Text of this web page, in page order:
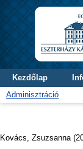
Kezdőlap
Adminisztráció
Kovács, Zsuzsanna